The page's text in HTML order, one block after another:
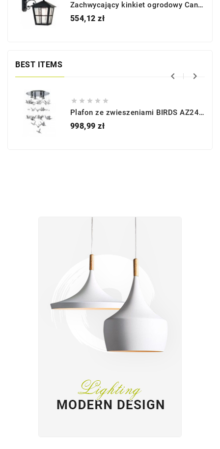
Zachwycający kinkiet ogrodowy Canterbury - BL52M - Elstead Lighting
554,12 złCena
BEST ITEMS
 
    
Plafon ze zwieszeniami BIRDS AZ2449 - Azzardo
998,99 złCena